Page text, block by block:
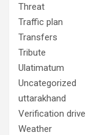
Threat
Traffic plan
Transfers
Tribute
Ulatimatum
Uncategorized
uttarakhand
Verification drive
Weather